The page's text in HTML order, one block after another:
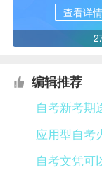
查看详情
编辑推荐
自考新考期
应用型自考
自考文凭可